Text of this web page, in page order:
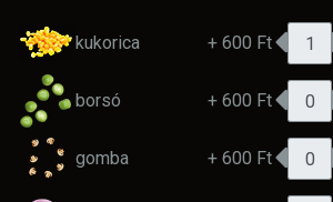
kukorica + 600 Ft
borsó + 600 Ft
gomba + 600 Ft